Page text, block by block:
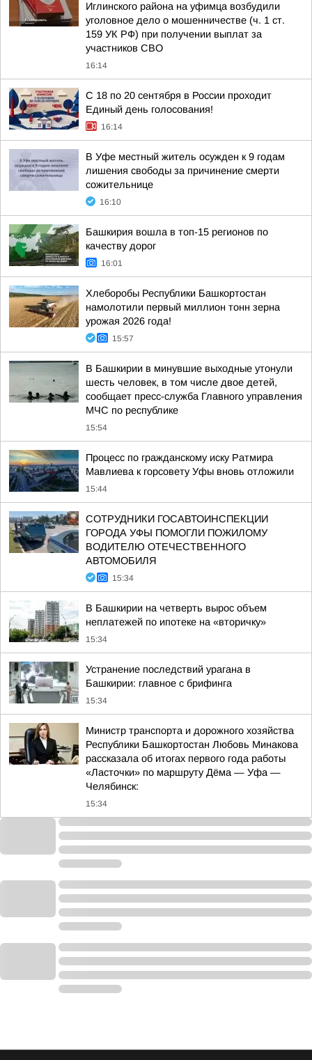
Иглинского района на уфимца возбудили
уголовное дело о мошенничестве (ч. 1 ст.
159 УК РФ) при получении выплат за
участников СВО
16:14
С 18 по 20 сентября в России проходит
Единый день голосования!
16:14
В Уфе местный житель осужден к 9 годам
лишения свободы за причинение смерти
сожительнице
16:10
Башкирия вошла в топ-15 регионов по
качеству дорог
16:01
Хлеборобы Республики Башкортостан
намолотили первый миллион тонн зерна
урожая 2026 года!
15:57
В Башкирии в минувшие выходные утонули
шесть человек, в том числе двое детей,
сообщает пресс-служба Главного управления
МЧС по республике
15:54
Процесс по гражданскому иску Ратмира
Мавлиева к горсовету Уфы вновь отложили
15:44
СОТРУДНИКИ ГОСАВТОИНСПЕКЦИИ
ГОРОДА УФЫ ПОМОГЛИ ПОЖИЛОМУ
ВОДИТЕЛЮ ОТЕЧЕСТВЕННОГО
АВТОМОБИЛЯ
15:34
В Башкирии на четверть вырос объем
неплатежей по ипотеке на «вторичку»
15:34
Устранение последствий урагана в
Башкирии: главное с брифинга
15:34
Министр транспорта и дорожного хозяйства
Республики Башкортостан Любовь Минакова
рассказала об итогах первого года работы
«Ласточки» по маршруту Дёма — Уфа —
Челябинск:
15:34